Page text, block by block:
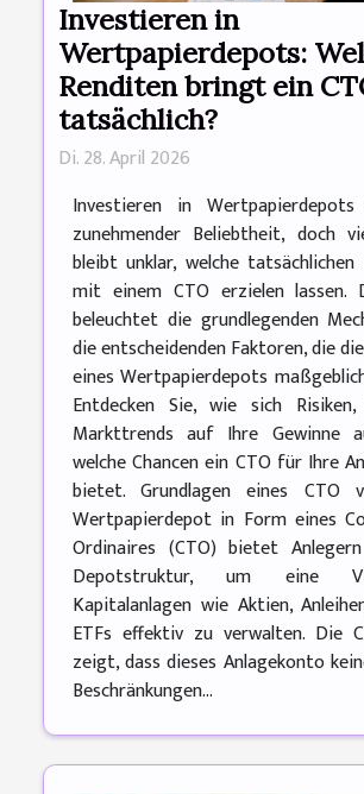
Investieren in
Wertpapierdepots:
Renditen bringt ein
tatsächlich?
Di. 28. April 2026
Investieren in
zunehmender Beliebtheit, doch
bleibt unklar, welche
mit einem CTO erzielen lassen.
beleuchtet die grundlegenden
die entscheidenden Faktoren, die
eines Wertpapierdepots
Entdecken Sie, wie sich
Markttrends auf Ihre Gewinne
welche Chancen ein CTO für Ihre
bietet. Grundlagen eines CTO
Wertpapierdepot in Form eines
Ordinaires (CTO) bietet
Depotstruktur, um eine
Kapitalanlagen wie Aktien,
ETFs effektiv zu verwalten. Die
zeigt, dass dieses Anlagekonto
Beschränkungen...